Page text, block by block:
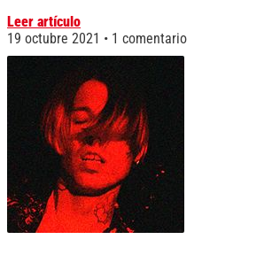
Leer artículo
19 octubre 2021
1 comentario